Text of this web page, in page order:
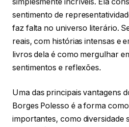
sentimento de
faz falta no universo literário.
reais, com histórias intensas e
livros dela é como mergulhar
sentimentos e reflexões.
Uma das principais vantagens
Borges Polesso é a forma
importantes, como diversidade